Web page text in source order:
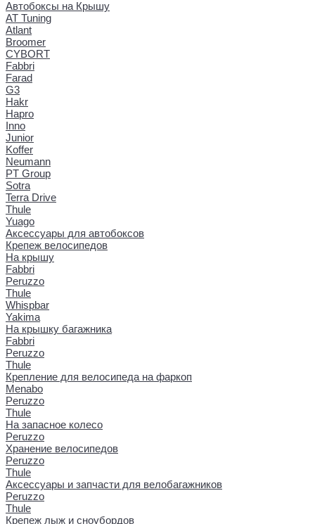
Автобоксы на Крышу
AT Tuning
Atlant
Broomer
CYBORT
Fabbri
Farad
G3
Hakr
Hapro
Inno
Junior
Koffer
Neumann
PT Group
Sotra
Terra Drive
Thule
Yuago
Аксессуары для автобоксов
Крепеж велосипедов
На крышу
Fabbri
Peruzzo
Thule
Whispbar
Yakima
На крышку багажника
Fabbri
Peruzzo
Thule
Крепление для велосипеда на фаркоп
Menabo
Peruzzo
Thule
На запасное колесо
Peruzzo
Хранение велосипедов
Peruzzo
Thule
Аксессуары и запчасти для велобагажников
Peruzzo
Thule
Крепеж лыж и сноубордов